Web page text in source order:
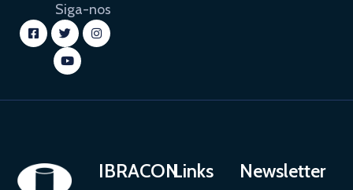
Siga-nos
IBRACONLinks
Newsletter